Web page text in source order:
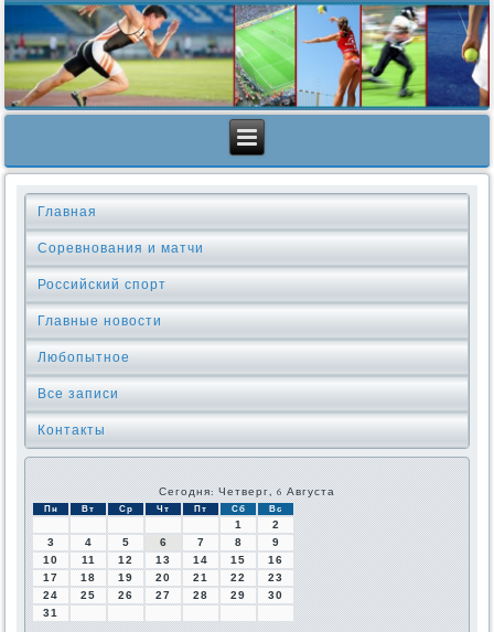
Главная
Соревнования и матчи
Российский спорт
Главные новости
Любопытное
Все записи
Контакты
Сегодня: Четверг, 6 Августа
Пн Вт Ср Чт Пт Сб Вс
1
2
3
4 5 6 7 8
9
10
11 12 13 14 15
16
17
18 19 20 21 22
23
24
25 26 27 28 29
30
31